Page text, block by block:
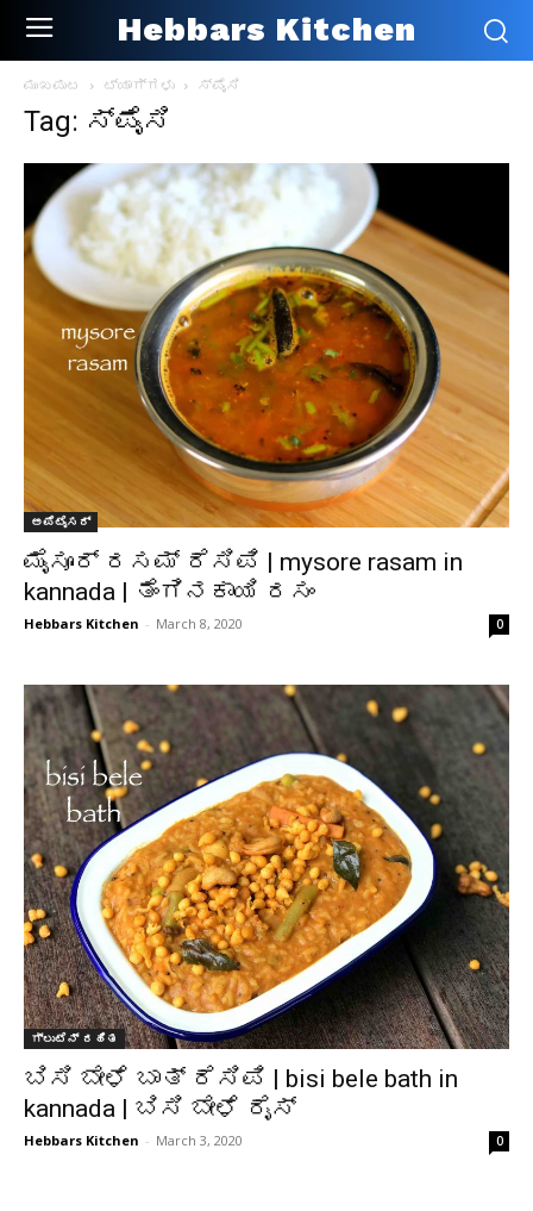
Hebbars Kitchen
ಮುಖಪುಟ ಟ್ಯಾಗ್ಗಳು ಸ್ಪೈಸಿ
Tag: ಸ್ಪೈಸಿ
ಅಪೆಟೈಸರ್
ಮೈಸೂರ್ ರಸಮ್ ರೆಸಿಪಿ | mysore rasam in
kannada | ತೆಂಗಿನಕಾಯಿ ರಸಂ
Hebbars Kitchen - March 8, 2020 0
ಗ್ಲುಟೆನ್ ರಹಿತ
ಬಿಸಿ ಬೇಳೆ ಬಾತ್ ರೆಸಿಪಿ | bisi bele bath in
kannada | ಬಿಸಿ ಬೇಳೆ ರೈಸ್
Hebbars Kitchen - March 3, 2020 0